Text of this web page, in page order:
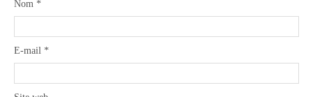
Nom *
E-mail *